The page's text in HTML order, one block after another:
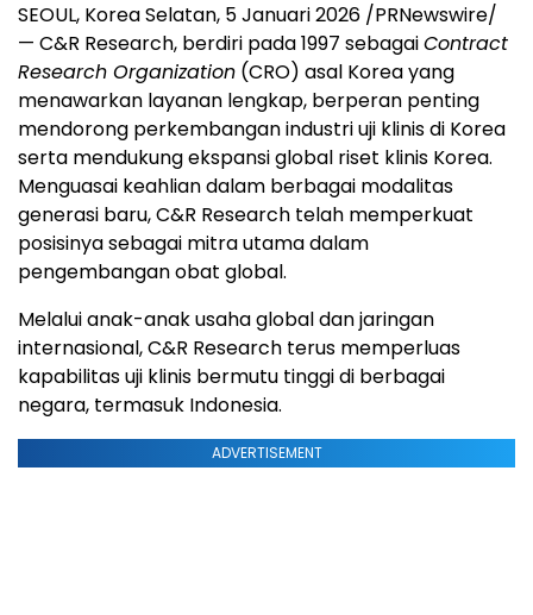
SEOUL, KoreaSelatan, 5 Januari 2026 /PRNewswire/
— C&R Research, berdiri pada 1997 sebagaiContract
Research Organization (CRO) asal Korea yang
menawarkan layanan lengkap, berperan penting
mendorong perkembangan industri uji klinis di Korea
serta mendukung ekspansi global riset klinis Korea.
Menguasai keahlian dalam berbagai modalitas
generasi baru, C&R Research telah memperkuat
posisinya sebagai mitra utama dalam
pengembangan obat global.
Melalui anak-anak usaha global dan jaringan
internasional, C&R Research terus memperluas
kapabilitas uji klinis bermutu tinggi di berbagai
negara, termasuk Indonesia.
ADVERTISEMENT